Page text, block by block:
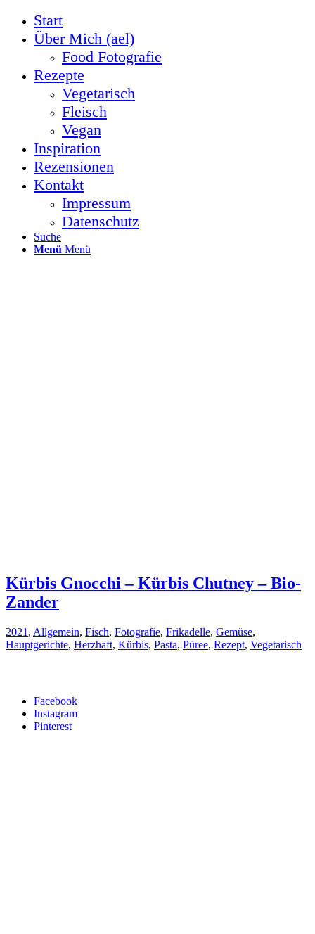
Start
Über Mich (ael)
Food Fotografie
Rezepte
Vegetarisch
Fleisch
Vegan
Inspiration
Rezensionen
Kontakt
Impressum
Datenschutz
Suche
Menü Menü
Facebook
Instagram
Pinterest
Kürbis Gnocchi – Kürbis Chutney – Bio-
Zander
2021 , Allgemein, Fisch, Fotografie, Frikadelle, Gemüse,
Hauptgerichte, Herzhaft, Kürbis, Pasta, Püree, Rezept, Vegetarisch